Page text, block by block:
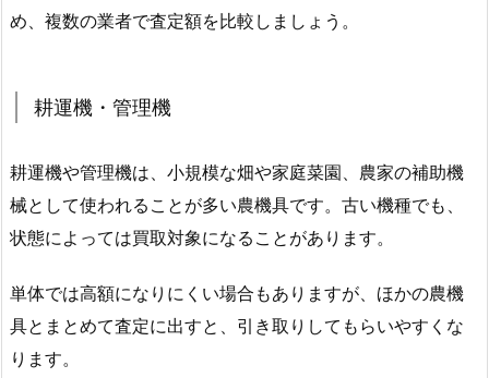
め、複数の業者で査定額を比較しましょう。
耕運機・管理機
耕運機や管理機は、小規模な畑や家庭菜園、農家の補助機
械として使われることが多い農機具です。古い機種でも、
状態によっては買取対象になることがあります。
単体では高額になりにくい場合もありますが、ほかの農機
具とまとめて査定に出すと、引き取りしてもらいやすくな
ります。